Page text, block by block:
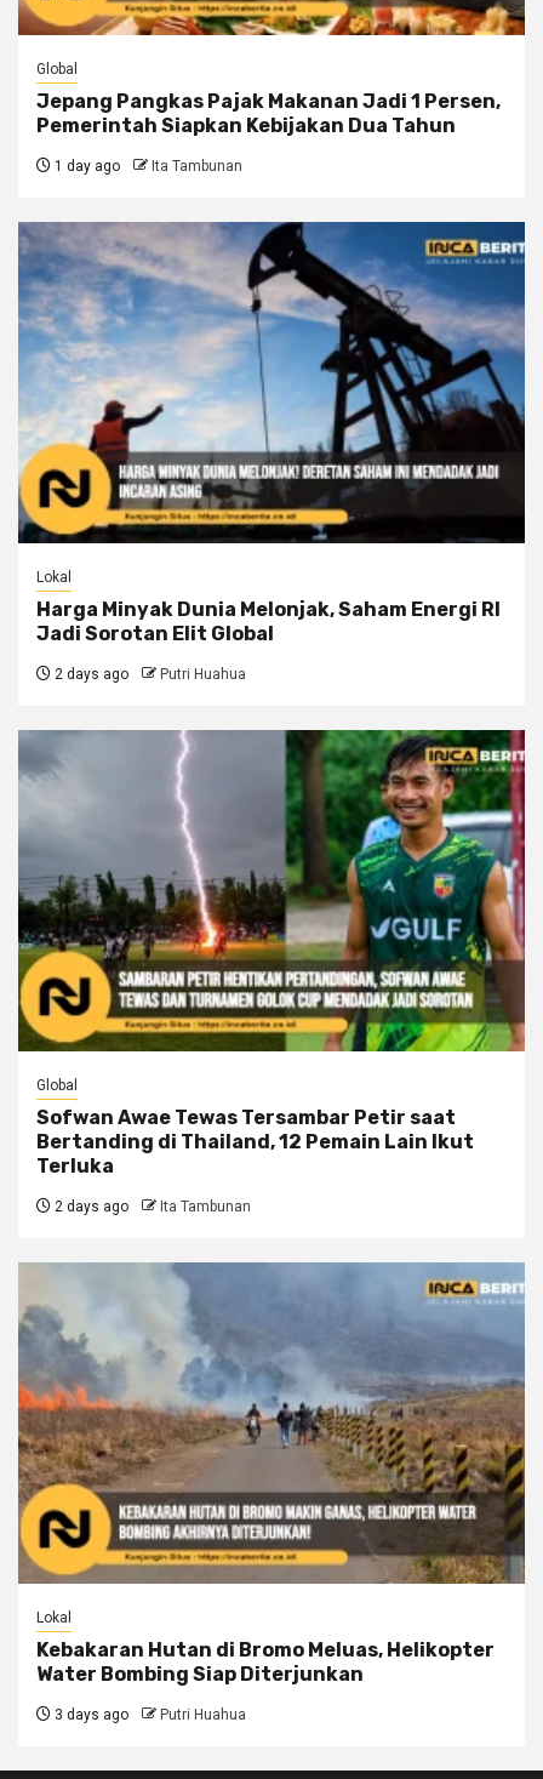
Global
Jepang Pangkas Pajak Makanan Jadi 1 Persen,
Pemerintah Siapkan Kebijakan Dua Tahun
1 day ago Ita Tambunan
Lokal
Harga Minyak Dunia Melonjak, Saham Energi RI
Jadi Sorotan Elit Global
2 days ago Putri Huahua
Global
Sofwan Awae Tewas Tersambar Petir saat
Bertanding di Thailand, 12 Pemain Lain Ikut
Terluka
2 days ago Ita Tambunan
Lokal
Kebakaran Hutan di Bromo Meluas, Helikopter
Water Bombing Siap Diterjunkan
3 days ago Putri Huahua